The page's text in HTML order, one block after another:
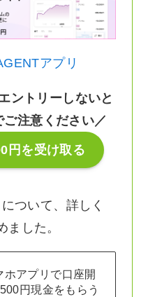
アプリ
ントリーしないと
注意ください／
円を受け取る
ついて、詳しく
ました。
ホアプリで口座開
円現金をもらう